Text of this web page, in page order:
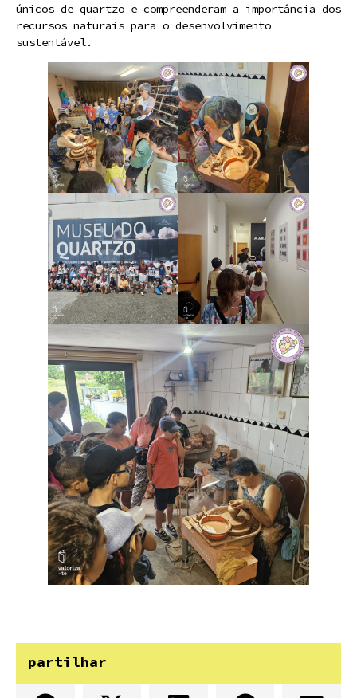
únicos de quartzo e compreenderam a importância dos
recursos naturais para o desenvolvimento
sustentável.
partilhar